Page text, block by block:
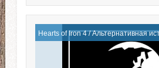
Hearts of Iron 4/Альтернативная